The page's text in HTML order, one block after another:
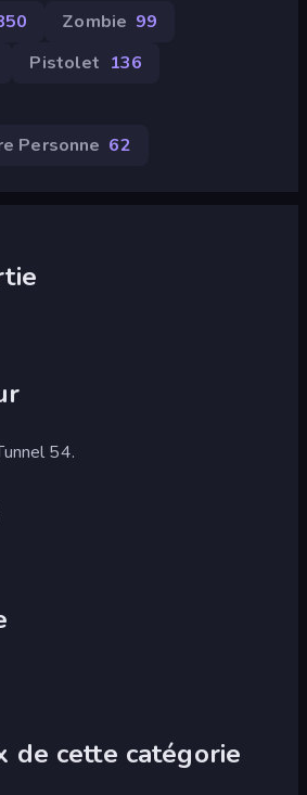
Zombie 99
Pistolet 136
Personne 62
54.
de cette catégorie